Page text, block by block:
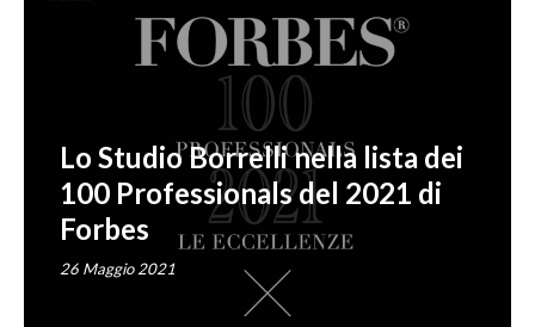
Lo Studio Borrelli nella lista dei
100 Professionals del 2021 di
Forbes
26 Maggio 2021